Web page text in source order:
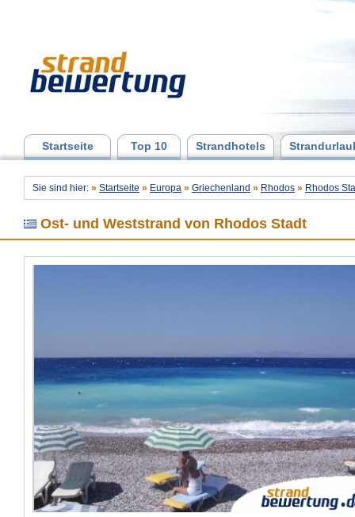
Startseite Top 10 Strandhotels
Sie sind hier: » Startseite » Europa » Griechenland » Rhodos » Rhodos
Ost- und Weststrand von Rhodos Stadt